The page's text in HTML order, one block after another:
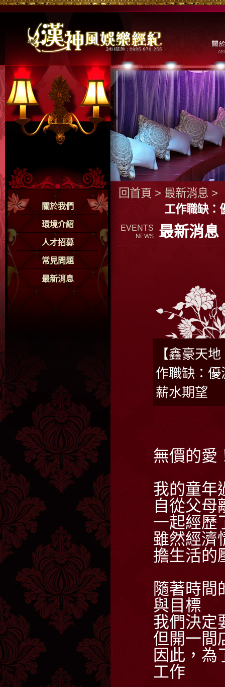
關於我們
環境介紹
人才招募
常見問題
最新消息
回首頁 > 最新消息 >
工作職缺：
EVENTS
NEWS 最新消息
【鑫豪天
作職缺：
薪水期望
無價的愛
我的童
自從父母
一起經歷
雖然經濟
擔生活的
隨著時間
與目標
我們決定
但開一間
因此，為
工作